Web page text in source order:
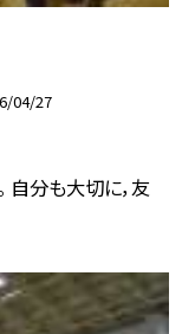
04/27
自分も大切に，友